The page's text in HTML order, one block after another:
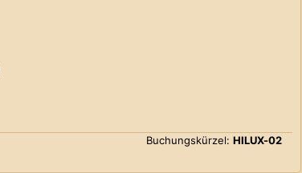
Buchungskürzel: HILUX-02